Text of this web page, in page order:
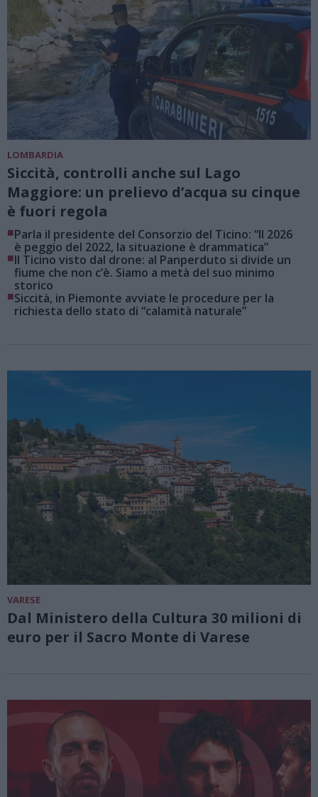
LOMBARDIA
Siccità, controlli anche sul Lago
Maggiore: un prelievo d’acqua su cinque
è fuori regola
■Parla il presidente del Consorzio del Ticino: “Il 2026
è peggio del 2022, la situazione è drammatica”
■Il Ticino visto dal drone: al Panperduto si divide un
fiume che non c’è. Siamo a metà del suo minimo
storico
■Siccità, in Piemonte avviate le procedure per la
richiesta dello stato di “calamità naturale”
VARESE
Dal Ministero della Cultura 30 milioni di
euro per il Sacro Monte di Varese